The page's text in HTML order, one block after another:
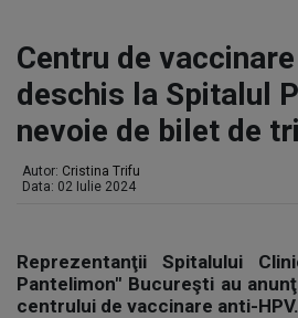
Centru de
deschis la Spitalul
nevoie de bilet de
Autor: Cristina Trifu
Data: 02 Iulie 2024
Reprezentanţii Spitalului
Pantelimon" Bucureşti au
centrului de vaccinare anti-HPV.